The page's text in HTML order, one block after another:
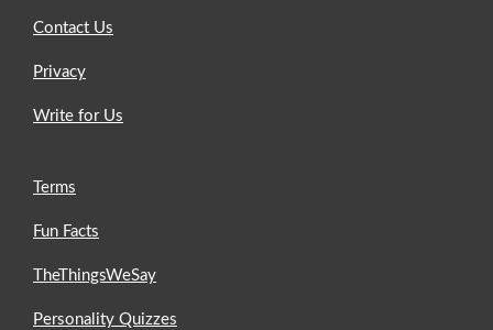
Contact Us
Privacy
Write for Us
Terms
Fun Facts
TheThingsWeSay
Personality Quizzes